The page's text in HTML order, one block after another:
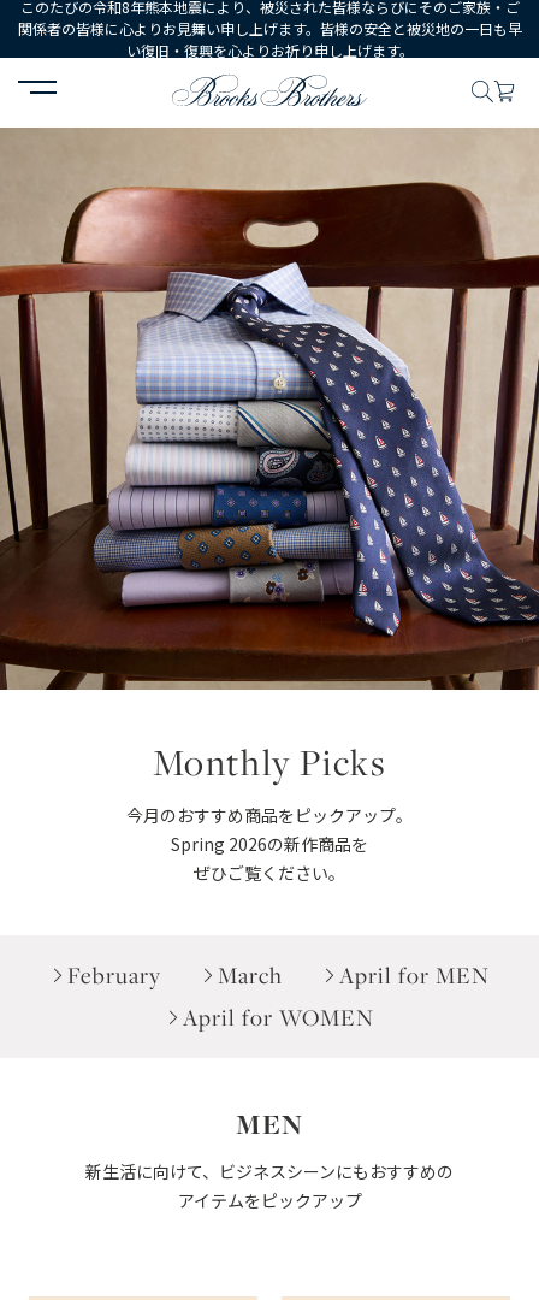
このたびの令和8年熊本地震により、被災された皆様ならびにそのご家族・ご
関係者の皆様に心よりお見舞い申し上げます。皆様の安全と被災地の一日も早
い復旧・復興を心よりお祈り申し上げます。
HOME Monthly Picks
Monthly Picks
今月のおすすめ商品をピックアップ。
Spring 2026の新作商品を
ぜひご覧ください。
February March
April for MEN
April for WOMEN
MEN
新生活に向けて、ビジネスシーンにもおすすめの
アイテムをピックアップ